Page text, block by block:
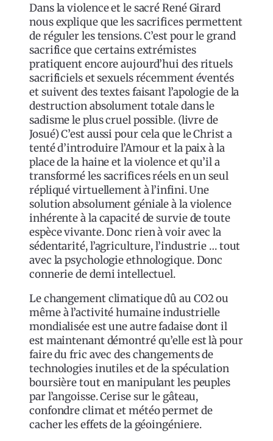
Dans la violence et le sacré René Girard
nous explique que les sacrifices permettent
de réguler les tensions. C’est pour le grand
sacrifice que certains extrémistes
pratiquent encore aujourd’hui des rituels
sacrificiels et sexuels récemment éventés
et suivent des textes faisant l’apologie de la
destruction absolument totale dans le
sadisme le plus cruel possible. (livre de
Josué) C’est aussi pour cela que le Christ a
tenté d’introduire l’Amour et la paix à la
place de la haine et la violence et qu’il a
transformé les sacrifices réels en un seul
répliqué virtuellement à l’infini. Une
solution absolument géniale à la violence
inhérente à la capacité de survie de toute
espèce vivante. Donc rien à voir avec la
sédentarité, l’agriculture, l’industrie … tout
avec la psychologie ethnologique. Donc
connerie de demi intellectuel.
Le changement climatique dû au CO2 ou
même à l’activité humaine industrielle
mondialisée est une autre fadaise dont il
est maintenant démontré qu’elle est là pour
faire du fric avec des changements de
technologies inutiles et de la spéculation
boursière tout en manipulant les peuples
par l’angoisse. Cerise sur le gâteau,
confondre climat et météo permet de
cacher les effets de la géoingéniere.